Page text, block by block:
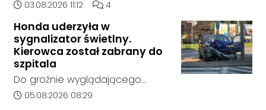
Zespole Szkół Technicznych i
Kędzierzynie-Koźlu zakończył się
bez rozstrzygnięcia. Mimo
wcześniejszego zainteresowania
terenem ze strony sieci Dino, do
postępowania nie zgłosił się
żaden oferent.
Data dodania artykułu:
03.08.2026 11:12 Liczba komentarzy artykułu:
4
Honda uderzyła w
sygnalizator świetlny.
Kierowca został zabrany do
szpitala
Do groźnie wyglądającego
zdarzenia drogowego doszło w
Data dodania artykułu:
05.08.2026 08:29